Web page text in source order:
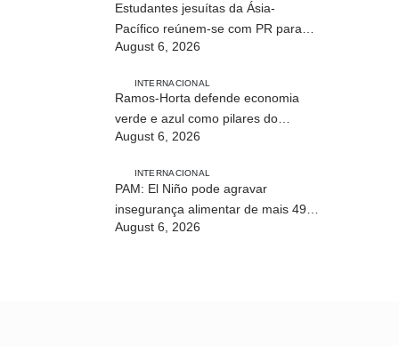
Estudantes jesuítas da Ásia-
Pacífico reúnem-se com PR para
conhecer processo de paz no país
August 6, 2026
INTERNACIONAL
Ramos-Horta defende economia
verde e azul como pilares do
desenvolvimento sustentável de
August 6, 2026
INTERNACIONAL
PAM: El Niño pode agravar
insegurança alimentar de mais 49
milhões de pessoas até 2027
August 6, 2026